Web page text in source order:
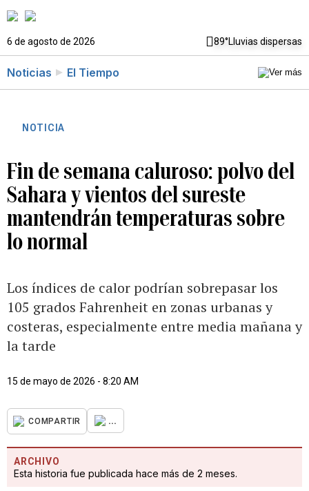
6 de agosto de 2026 89°Lluvias dispersas
Noticias El Tiempo
NOTICIA
Fin de semana caluroso: polvo del
Sahara y vientos del sureste
mantendrán temperaturas sobre
lo normal
Los índices de calor podrían sobrepasar los
105 grados Fahrenheit en zonas urbanas y
costeras, especialmente entre media mañana y
la tarde
15 de mayo de 2026 - 8:20 AM
COMPARTIR ...
ARCHIVO
Esta historia fue publicada hace más de 2 meses.